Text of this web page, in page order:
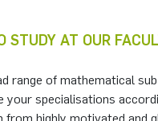
STUDY AT OUR
range of mathematical
your specialisations